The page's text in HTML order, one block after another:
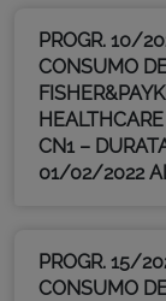
PROGR. 10/
CONSUMO
HEALTHCARE
CN1 –
01/02/2022
PROGR. 15/
CONSUMO